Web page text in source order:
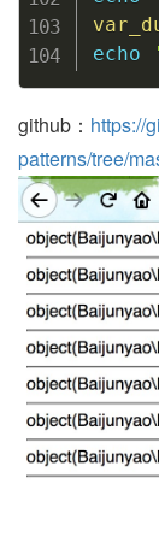
echo
github： https://
patterns/tree/